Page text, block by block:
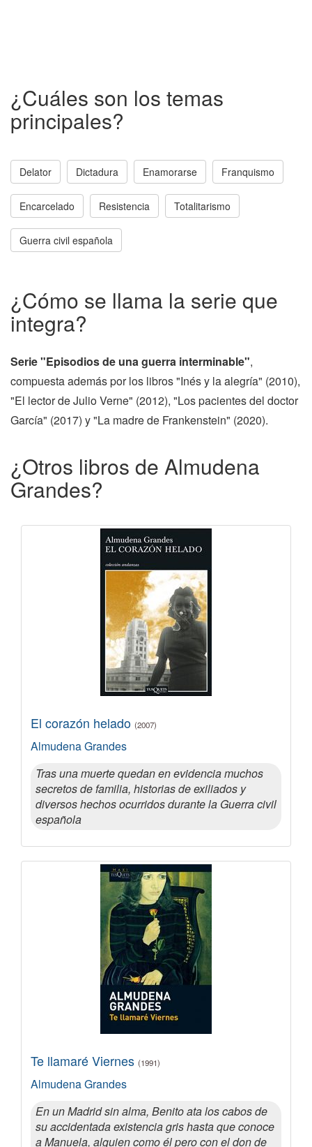
¿Cuáles son los temas
principales?
Delator Dictadura Enamorarse Franquismo
Encarcelado Resistencia Totalitarismo
Guerra civil española
¿Cómo se llama la serie que
integra?
Serie "Episodios de una guerra interminable",
compuesta además por los libros "Inés y la alegría" (2010),
"El lector de Julio Verne" (2012), "Los pacientes del doctor
García" (2017) y "La madre de Frankenstein" (2020).
¿Otros libros de Almudena
Grandes?
El corazón helado (2007)
Almudena Grandes
Tras una muerte quedan en evidencia muchos
secretos de familia, historias de exiliados y
diversos hechos ocurridos durante la Guerra civil
española
Te llamaré Viernes (1991)
Almudena Grandes
En un Madrid sin alma, Benito ata los cabos de
su accidentada existencia gris hasta que conoce
a Manuela, alguien como él pero con el don de